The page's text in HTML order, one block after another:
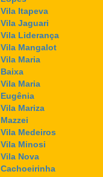
Vila Itapeva
Vila Jaguari
Vila Liderança
Vila Mangalot
Vila Maria
Baixa
Vila Maria
Eugênia
Vila Mariza
Mazzei
Vila Medeiros
Vila Minosi
Vila Nova
Cachoeirinha